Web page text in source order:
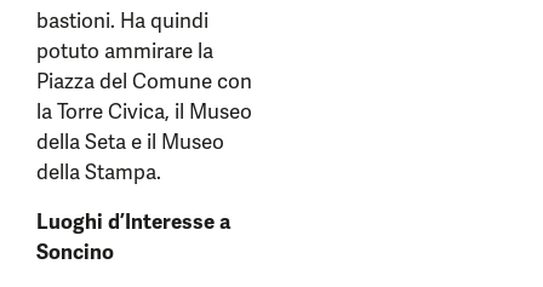
bastioni. Ha quindi
potuto ammirare la
Piazza del Comune con
la Torre Civica, il Museo
della Seta e il Museo
della Stampa.
Luoghi d’Interesse a
Soncino